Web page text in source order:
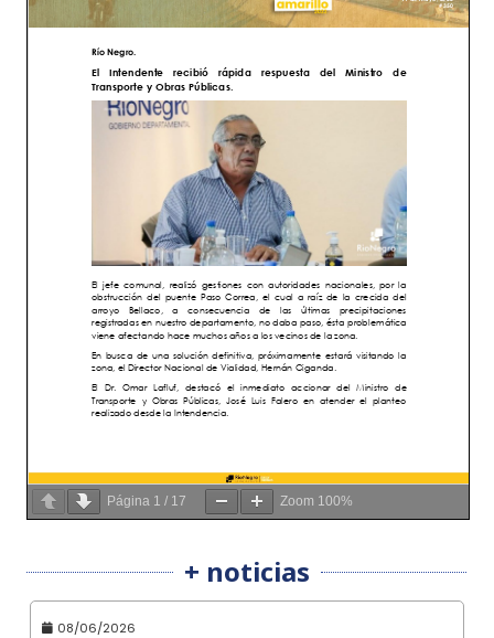
Página 1 / 17 Zoom 100%
+ noticias
08/06/2026